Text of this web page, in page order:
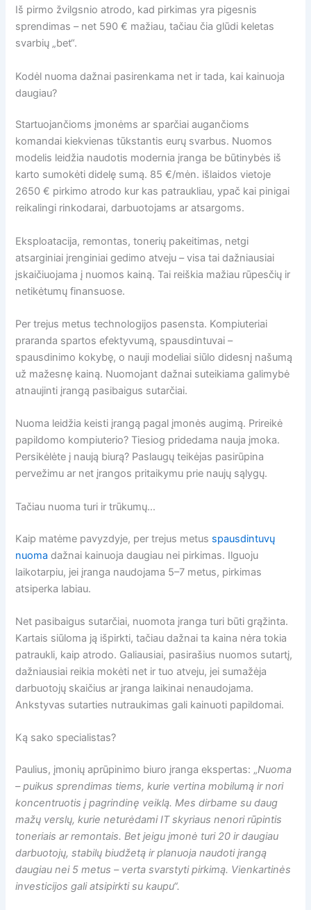
Iš pirmo žvilgsnio atrodo, kad pirkimas yra pigesnis
sprendimas – net 590 € mažiau, tačiau čia glūdi keletas
svarbių „bet“.
Kodėl nuoma dažnai pasirenkama net ir tada, kai kainuoja
daugiau?
Startuojančioms įmonėms ar sparčiai augančioms
komandai kiekvienas tūkstantis eurų svarbus. Nuomos
modelis leidžia naudotis modernia įranga be būtinybės iš
karto sumokėti didelę sumą. 85 €/mėn. išlaidos vietoje
2650 € pirkimo atrodo kur kas patraukliau, ypač kai pinigai
reikalingi rinkodarai, darbuotojams ar atsargoms.
Eksploatacija, remontas, tonerių pakeitimas, netgi
atsarginiai įrenginiai gedimo atveju – visa tai dažniausiai
įskaičiuojama į nuomos kainą. Tai reiškia mažiau rūpesčių ir
netikėtumų finansuose.
Per trejus metus technologijos pasensta. Kompiuteriai
praranda spartos efektyvumą, spausdintuvai –
spausdinimo kokybę, o nauji modeliai siūlo didesnį našumą
už mažesnę kainą. Nuomojant dažnai suteikiama galimybė
atnaujinti įrangą pasibaigus sutarčiai.
Nuoma leidžia keisti įrangą pagal įmonės augimą. Prireikė
papildomo kompiuterio? Tiesiog pridedama nauja įmoka.
Persikėlėte į naują biurą? Paslaugų teikėjas pasirūpina
pervežimu ar net įrangos pritaikymu prie naujų sąlygų.
Tačiau nuoma turi ir trūkumų…
Kaip matėme pavyzdyje, per trejus metus spausdintuvų
nuoma dažnai kainuoja daugiau nei pirkimas. Ilguoju
laikotarpiu, jei įranga naudojama 5–7 metus, pirkimas
atsiperka labiau.
Net pasibaigus sutarčiai, nuomota įranga turi būti grąžinta.
Kartais siūloma ją išpirkti, tačiau dažnai ta kaina nėra tokia
patraukli, kaip atrodo. Galiausiai, pasirašius nuomos sutartį,
dažniausiai reikia mokėti net ir tuo atveju, jei sumažėja
darbuotojų skaičius ar įranga laikinai nenaudojama.
Ankstyvas sutarties nutraukimas gali kainuoti papildomai.
Ką sako specialistas?
Paulius, įmonių aprūpinimo biuro įranga ekspertas: „Nuoma
– puikus sprendimas tiems, kurie vertina mobilumą ir nori
koncentruotis į pagrindinę veiklą. Mes dirbame su daug
mažų verslų, kurie neturėdami IT skyriaus nenori rūpintis
toneriais ar remontais. Bet jeigu įmonė turi 20 ir daugiau
darbuotojų, stabilų biudžetą ir planuoja naudoti įrangą
daugiau nei 5 metus – verta svarstyti pirkimą. Vienkartinės
investicijos gali atsipirkti su kaupu“.